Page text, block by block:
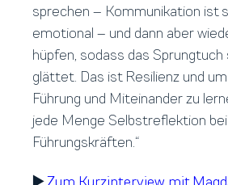
sprechen – Kommunikation ist
emotional – und dann aber
hüpfen, sodass das Sprungtuch
glättet. Das ist Resilienz und
Führung und Miteinander zu
jede Menge Selbstreflektion bei
Führungskräften.“